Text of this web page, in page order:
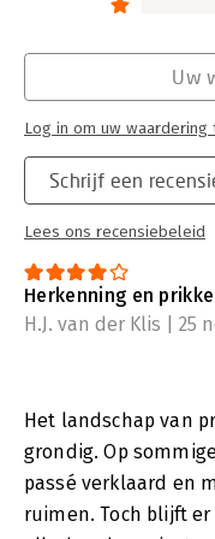
projectmanager de
gedragscompetenties
gebruikte ICB 4 van
In het laatste hoofdstuk
beschreven voor de
gebaseerd op een
auteurs van dit boek
verrassende
Door het boek heen
opgetekend uit de
verschillende terreinen
Schrijf een
Lees ons recensiebeleid
Uw
Log in om uw waardering
Herkenning en
H.J. van der Klis | 25
Het landschap van
grondig. Op
passé verklaard en
ruimen. Toch blijft